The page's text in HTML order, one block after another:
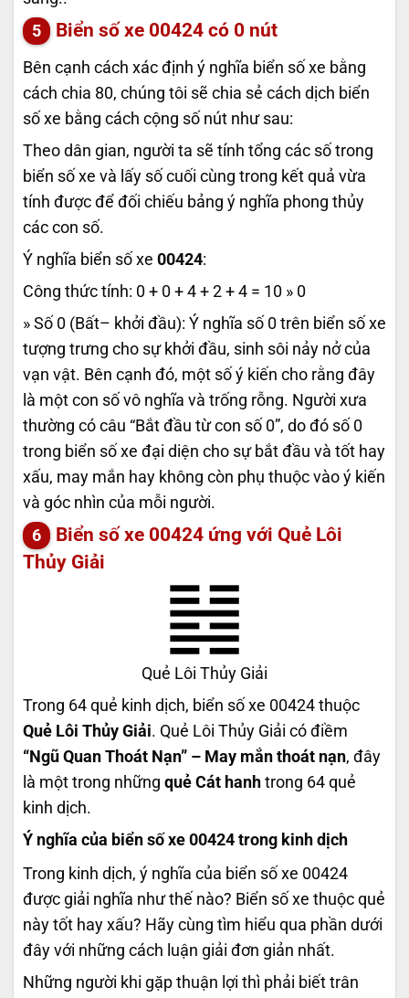
Biển số xe 00424 có 0 nút
Bên cạnh cách xác định ý nghĩa biển số xe bằng
cách chia 80, chúng tôi sẽ chia sẻ cách dịch biển
số xe bằng cách cộng số nút như sau:
Theo dân gian, người ta sẽ tính tổng các số trong
biển số xe và lấy số cuối cùng trong kết quả vừa
tính được để đối chiếu bảng ý nghĩa phong thủy
các con số.
Ý nghĩa biển số xe 00424:
Công thức tính: 0 + 0 + 4 + 2 + 4 = 10 » 0
» Số 0 (Bất– khởi đầu): Ý nghĩa số 0 trên biển số xe
tượng trưng cho sự khởi đầu, sinh sôi nảy nở của
vạn vật. Bên cạnh đó, một số ý kiến cho rằng đây
là một con số vô nghĩa và trống rỗng. Người xưa
thường có câu “Bắt đầu từ con số 0”, do đó số 0
trong biển số xe đại diện cho sự bắt đầu và tốt hay
xấu, may mắn hay không còn phụ thuộc vào ý kiến
và góc nhìn của mỗi người.
Biển số xe 00424 ứng với Quẻ Lôi
Thủy Giải
Quẻ Lôi Thủy Giải
Trong 64 quẻ kinh dịch, biển số xe 00424 thuộc
Quẻ Lôi Thủy Giải. Quẻ Lôi Thủy Giải có điềm
“Ngũ Quan Thoát Nạn” – May mắn thoát nạn, đây
là một trong những quẻ Cát hanh trong 64 quẻ
kinh dịch.
Ý nghĩa của biển số xe 00424 trong kinh dịch
Trong kinh dịch, ý nghĩa của biển số xe 00424
được giải nghĩa như thế nào? Biển số xe thuộc quẻ
này tốt hay xấu? Hãy cùng tìm hiểu qua phần dưới
đây với những cách luận giải đơn giản nhất.
Những người khi gặp thuận lợi thì phải biết trân